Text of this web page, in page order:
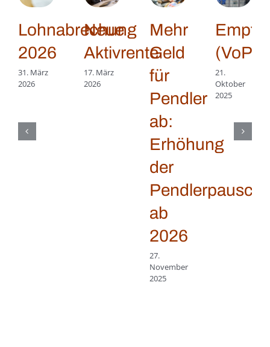
Lohnabrechung
2026
31. März
2026
Neue
Aktivrente
17. März
2026
Mehr
Geld
für
Pendler
ab:
Erhöhung
der
ab
2026
27.
November
2025
(VoP)
21.
Oktober
2025